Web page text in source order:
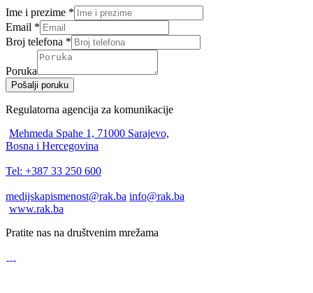
Ime i prezime *
Email *
Broj telefona *
Poruka
Pošalji poruku
Regulatorna agencija za komunikacije
Mehmeda Spahe 1, 71000 Sarajevo,
Bosna i Hercegovina
Tel: +387 33 250 600
medijskapismenost@rak.ba info@rak.ba
www.rak.ba
Pratite nas na društvenim mrežama